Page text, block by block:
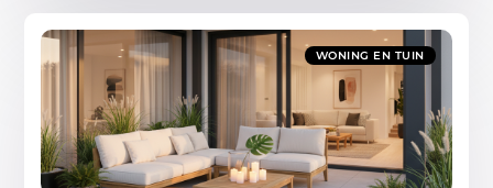
WONING EN TUIN